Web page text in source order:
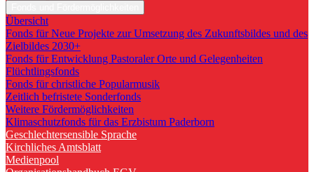
Übersicht
Fonds für Neue Projekte zur Umsetzung des Zukunftsbildes und des
Zielbildes 2030+
Fonds für Entwicklung Pastoraler Orte und Gelegenheiten
Flüchtlingsfonds
Fonds für christliche Popularmusik
Zeitlich befristete Sonderfonds
Weitere Fördermöglichkeiten
Klimaschutzfonds für das Erzbistum Paderborn
Geschlechtersensible Sprache
Kirchliches Amtsblatt
Medienpool